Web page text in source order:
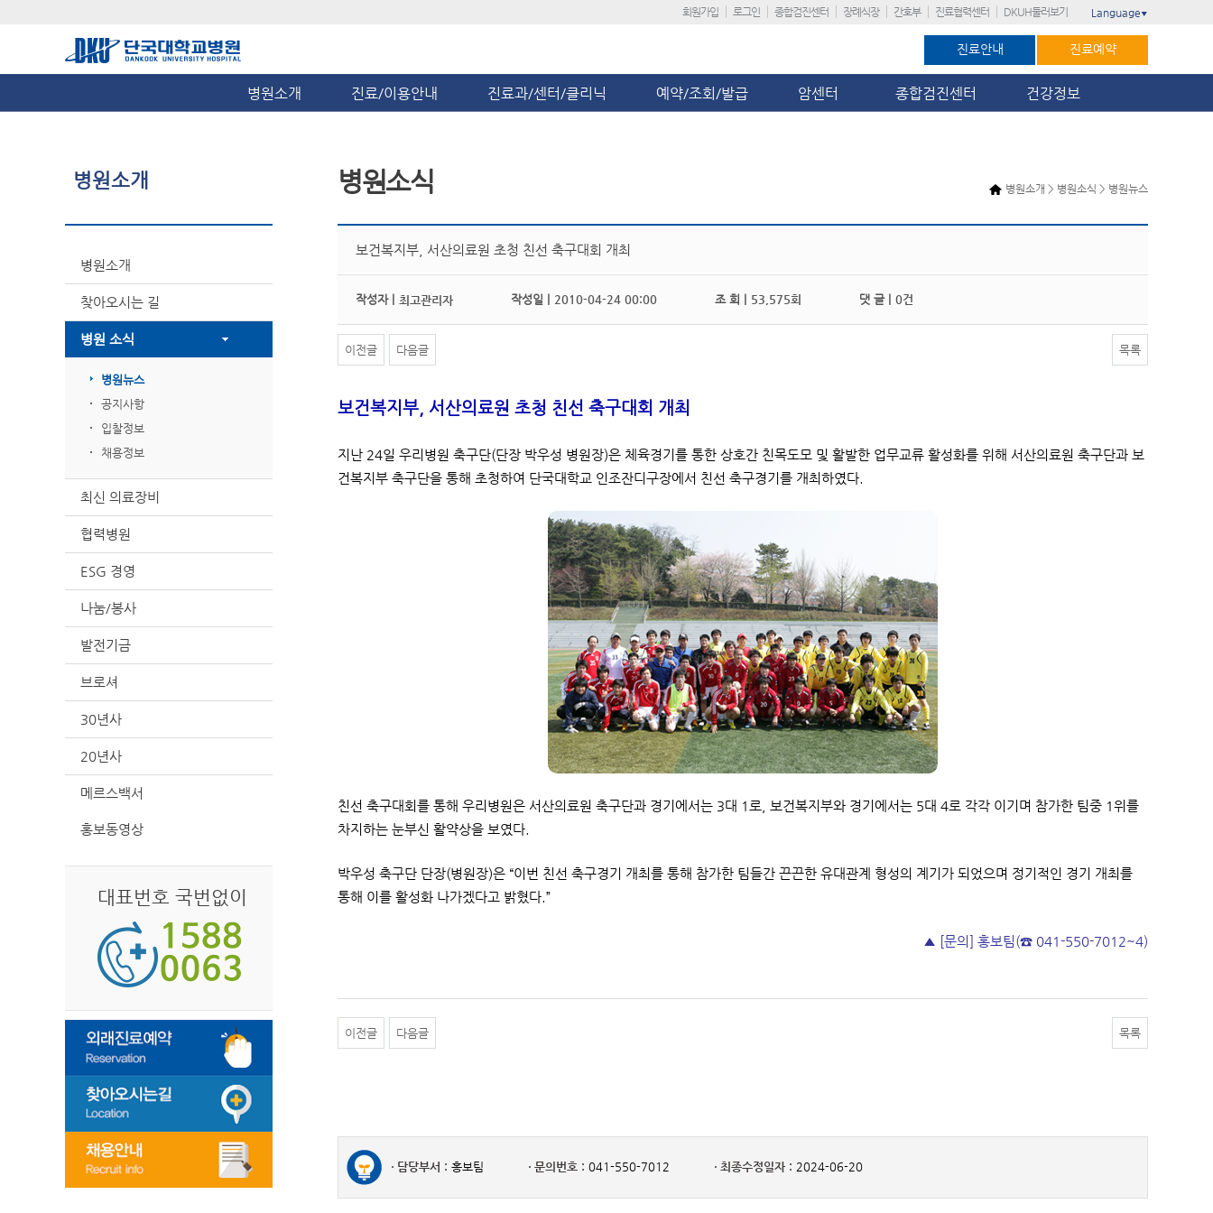
회원가입 로그인 종합검진센터 장례식장 간호부 진료협력센터 DKUH둘러보기 Language ▼
진료안내 진료예약
병원소개 진료/이용안내 진료과/센터/클리닉 예약/조회/발급 암센터 종합검진센터 건강정보
병원소개
병원소개
찾아오시는 길
병원 소식
병원뉴스
공지사항
입찰정보
채용정보
최신 의료장비
협력병원
ESG 경영
나눔/봉사
발전기금
브로셔
30년사
20년사
메르스백서
홍보동영상
대표번호 국번없이
병원소개 > 병원소식 > 병원뉴스
병원소식
보건복지부, 서산의료원 초청 친선 축구대회 개최
작성자 | 최고관리자 작성일 | 2010-04-24 00:00 조 회 | 53,575회 댓 글 | 0건
이전글 다음글 목록
보건복지부, 서산의료원 초청 친선 축구대회 개최
지난 24일 우리병원 축구단(단장 박우성 병원장)은 체육경기를 통한 상호간 친목도모 및 활발한 업무교류 활성화를 위해 서산의료원 축구단과 보
건복지부 축구단을 통해 초청하여 단국대학교 인조잔디구장에서 친선 축구경기를 개최하였다.
친선 축구대회를 통해 우리병원은 서산의료원 축구단과 경기에서는 3대 1로, 보건복지부와 경기에서는 5대 4로 각각 이기며 참가한 팀중 1위를
차지하는 눈부신 활약상을 보였다.
박우성 축구단 단장(병원장)은 “이번 친선 축구경기 개최를 통해 참가한 팀들간 끈끈한 유대관계 형성의 계기가 되었으며 정기적인 경기 개최를
통해 이를 활성화 나가겠다고 밝혔다.”
▲ [문의] 홍보팀(☎ 041-550-7012~4)
이전글 다음글 목록
담당부서 : 홍보팀 문의번호 : 041-550-7012 최종수정일자 : 2024-06-20